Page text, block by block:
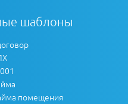
шаблоны
помещения